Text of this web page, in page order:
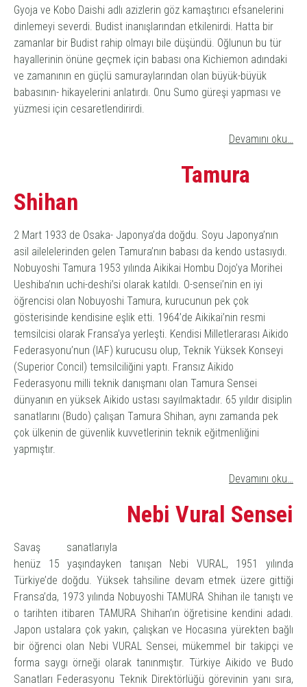
Gyoja ve Kobo Daishi adlı azizlerin göz kamaştırıcı efsanelerini
dinlemeyi severdi. Budist inanışlarından etkilenirdi. Hatta bir
zamanlar bir Budist rahip olmayı bile düşündü. Oğlunun bu tür
hayallerinin önüne geçmek için babası ona Kichiemon adındaki
ve zamanının en güçlü samuraylarından olan büyük-büyük
babasının- hikayelerini anlatırdı. Onu Sumo güreşi yapması ve
yüzmesi için cesaretlendirirdi.
Devamını oku…
Tamura
Shihan
2 Mart 1933 de Osaka- Japonya’da doğdu. Soyu Japonya’nın
asil ailelelerinden gelen Tamura’nın babası da kendo ustasıydı.
Nobuyoshi Tamura 1953 yılında Aikikai Hombu Dojo’ya Morihei
Ueshiba’nın uchi-deshi’si olarak katıldı. O-sensei’nin en iyi
öğrencisi olan Nobuyoshi Tamura, kurucunun pek çok
gösterisinde kendisine eşlik etti. 1964’de Aikikai’nin resmi
temsilcisi olarak Fransa’ya yerleşti. Kendisi Milletlerarası Aikido
Federasyonu’nun (IAF) kurucusu olup, Teknik Yüksek Konseyi
(Superior Concil) temsilciliğini yaptı. Fransız Aikido
Federasyonu milli teknik danışmanı olan Tamura Sensei
dünyanın en yüksek Aikido ustası sayılmaktadır. 65 yıldır disiplin
sanatlarını (Budo) çalışan Tamura Shihan, aynı zamanda pek
çok ülkenin de güvenlik kuvvetlerinin teknik eğitmenliğini
yapmıştır.
Devamını oku…
Nebi Vural Sensei
Savaş sanatlarıyla
henüz 15 yaşındayken tanışan Nebi VURAL, 1951 yılında
Türkiye’de doğdu. Yüksek tahsiline devam etmek üzere gittiği
Fransa’da, 1973 yılında Nobuyoshi TAMURA Shihan ile tanıştı ve
o tarihten itibaren TAMURA Shihan’ın öğretisine kendini adadı.
Japon ustalara çok yakın, çalışkan ve Hocasına yürekten bağlı
bir öğrenci olan Nebi VURAL Sensei, mükemmel bir takipçi ve
forma saygı örneği olarak tanınmıştır. Türkiye Aikido ve Budo
Sanatları Federasyonu Teknik Direktörlüğü görevinin yanı sıra,